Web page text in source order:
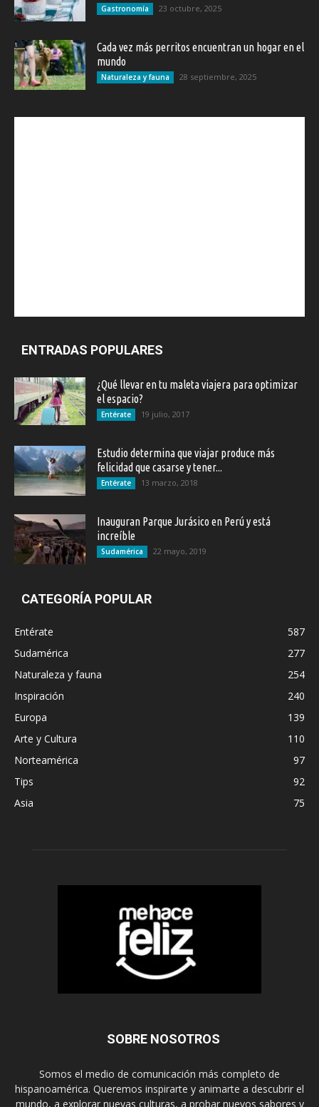
Gastronomía 23 octubre, 2025
Cada vez más perritos encuentran un hogar en el
mundo
Naturaleza y fauna 28 septiembre, 2025
ENTRADAS POPULARES
¿Qué llevar en tu maleta viajera para optimizar
el espacio?
Entérate 19 julio, 2017
Estudio determina que viajar produce más
felicidad que casarse y tener...
Entérate 13 marzo, 2018
Inauguran Parque Jurásico en Perú y está
increíble
Sudamérica 22 mayo, 2019
CATEGORÍA POPULAR
Entérate
587
Sudamérica
277
Naturaleza y fauna
254
Inspiración
240
Europa
139
Arte y Cultura
110
Norteamérica
97
Tips
92
Asia
75
SOBRE NOSOTROS
Somos el medio de comunicación más completo de
hispanoamérica. Queremos inspirarte y animarte a descubrir el
mundo, a explorar nuevas culturas, a probar nuevos sabores y